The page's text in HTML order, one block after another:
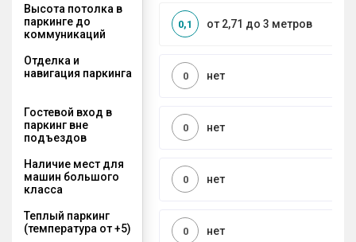
Высота потолка в
паркинге до
коммуникаций
от 2,71 до 3 метров
0,1
Отделка и
навигация паркинга
нет
0
Гостевой вход в
паркинг вне
подъездов
нет
0
Наличие мест для
машин большого
класса
нет
0
Теплый паркинг
(температура от +5)
нет
0